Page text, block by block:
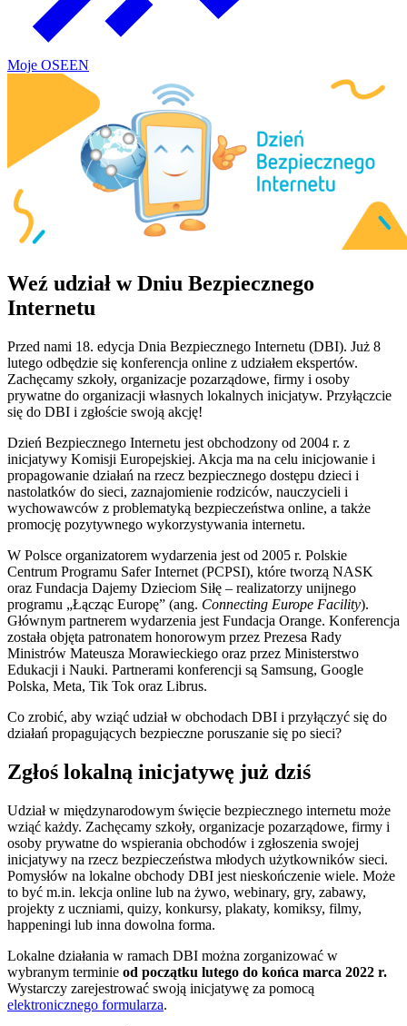
Moje OSEEN
Weź udział w Dniu Bezpiecznego
Internetu
Przed nami 18. edycja Dnia Bezpiecznego Internetu (DBI). Już 8
lutego odbędzie się konferencja online z udziałem ekspertów.
Zachęcamy szkoły, organizacje pozarządowe, firmy i osoby
prywatne do organizacji własnych lokalnych inicjatyw. Przyłączcie
się do DBI i zgłoście swoją akcję!
Dzień Bezpiecznego Internetu jest obchodzony od 2004 r. z
inicjatywy Komisji Europejskiej. Akcja ma na celu inicjowanie i
propagowanie działań na rzecz bezpiecznego dostępu dzieci i
nastolatków do sieci, zaznajomienie rodziców, nauczycieli i
wychowawców z problematyką bezpieczeństwa online, a także
promocję pozytywnego wykorzystywania internetu.
W Polsce organizatorem wydarzenia jest od 2005 r. Polskie
Centrum Programu Safer Internet (PCPSI), które tworzą NASK
oraz Fundacja Dajemy Dzieciom Siłę – realizatorzy unijnego
programu „Łącząc Europę” (ang. Connecting Europe Facility).
Głównym partnerem wydarzenia jest Fundacja Orange. Konferencja
została objęta patronatem honorowym przez Prezesa Rady
Ministrów Mateusza Morawieckiego oraz przez Ministerstwo
Edukacji i Nauki. Partnerami konferencji są Samsung, Google
Polska, Meta, Tik Tok oraz Librus.
Co zrobić, aby wziąć udział w obchodach DBI i przyłączyć się do
działań propagujących bezpieczne poruszanie się po sieci?
Zgłoś lokalną inicjatywę już dziś
Udział w międzynarodowym święcie bezpiecznego internetu może
wziąć każdy. Zachęcamy szkoły, organizacje pozarządowe, firmy i
osoby prywatne do wspierania obchodów i zgłoszenia swojej
inicjatywy na rzecz bezpieczeństwa młodych użytkowników sieci.
Pomysłów na lokalne obchody DBI jest nieskończenie wiele. Może
to być m.in. lekcja online lub na żywo, webinary, gry, zabawy,
projekty z uczniami, quizy, konkursy, plakaty, komiksy, filmy,
happeningi lub inna dowolna forma.
Lokalne działania w ramach DBI można zorganizować w
wybranym terminie od początku lutego do końca marca 2022 r.
Wystarczy zarejestrować swoją inicjatywę za pomocą
elektronicznego formularza.